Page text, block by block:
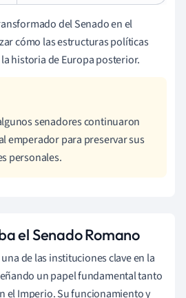
del Senado en el
cómo las estructuras políticas
historia de Europa posterior.
senadores continuaron
emperador para preservar sus
personales.
el Senado Romano
de las instituciones clave en la
un papel fundamental tanto
el Imperio. Su funcionamiento y